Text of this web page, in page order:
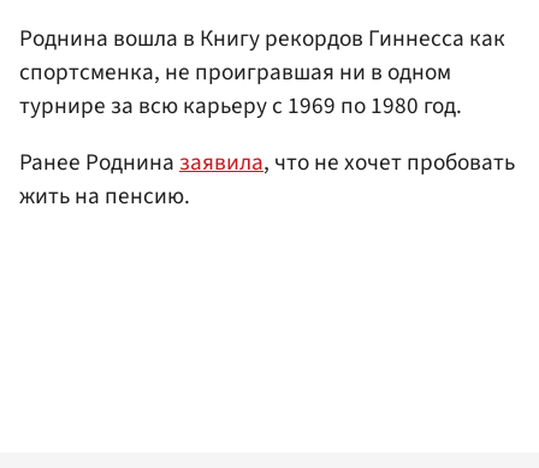
Роднина вошла в Книгу рекордов Гиннесса как
спортсменка, не проигравшая ни в одном
турнире за всю карьеру с 1969 по 1980 год.
Ранее Родниназаявила, что не хочет пробовать
жить на пенсию.